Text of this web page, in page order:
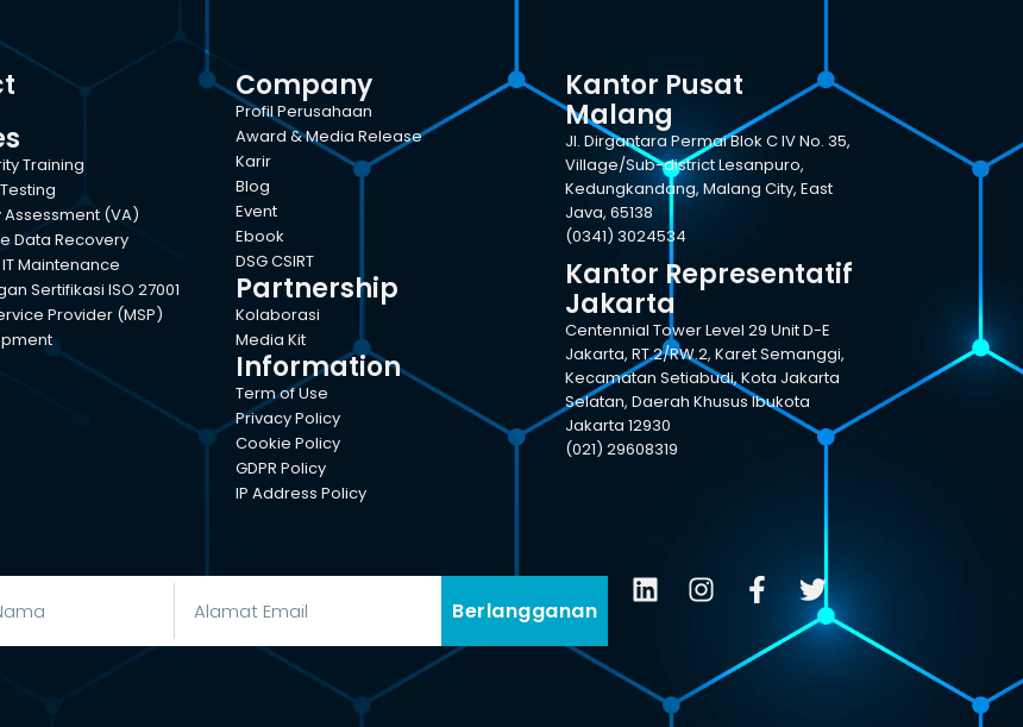
Training
(VA)
Data Recovery
Maintenance
Sertifikasi ISO 27001
Provider (MSP)
Company
Profil Perusahaan
Award & Media Release
Karir
Blog
Event
Ebook
DSG CSIRT
Partnership
Kolaborasi
Media Kit
Information
Term of Use
Privacy Policy
Cookie Policy
GDPR Policy
IP Address Policy
Kantor Pusat
Malang
Jl. Dirgantara Permai Blok C IV No. 35,
Village/Sub-district Lesanpuro,
Kedungkandang, Malang City, East
Java, 65138
(0341) 3024534
Kantor Representatif
Jakarta
Centennial Tower Level 29 Unit D-E
Jakarta, RT.2/RW.2, Karet Semanggi,
Kecamatan Setiabudi, Kota Jakarta
Selatan, Daerah Khusus Ibukota
Jakarta 12930
(021) 29608319
Berlangganan